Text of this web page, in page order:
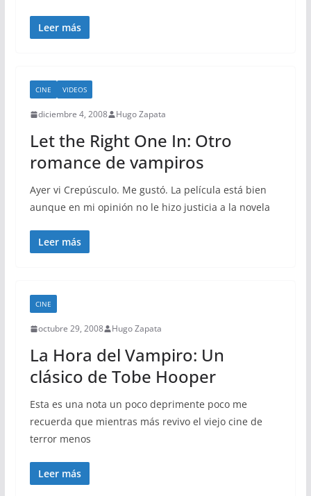
Leer más
CINE VIDEOS
diciembre 4, 2008 Hugo Zapata
Let the Right One In: Otro
romance de vampiros
Ayer vi Crepúsculo. Me gustó. La película está bien
aunque en mi opinión no le hizo justicia a la novela
Leer más
CINE
octubre 29, 2008 Hugo Zapata
La Hora del Vampiro: Un
clásico de Tobe Hooper
Esta es una nota un poco deprimente poco me
recuerda que mientras más revivo el viejo cine de
terror menos
Leer más